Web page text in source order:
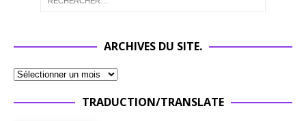
ARCHIVES DU SITE.
TRADUCTION/TRANSLATE